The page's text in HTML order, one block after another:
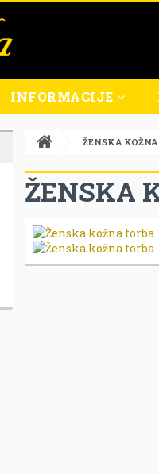
INFORMACIJE
OBLICI PLAĆANJA
PRODAJNA MJESTA
USLUGA POPRAVKA
UVJETI POSLOVANJA
IZJAVA O PRIVATNOSTI
ŽENSKA
ŽENSKA